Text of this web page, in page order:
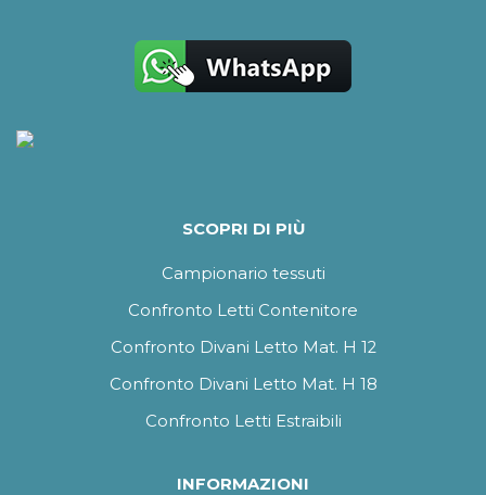
SCOPRI DI PIÙ
Campionario tessuti
Confronto Letti Contenitore
Confronto Divani Letto Mat. H 12
Confronto Divani Letto Mat. H 18
Confronto Letti Estraibili
INFORMAZIONI